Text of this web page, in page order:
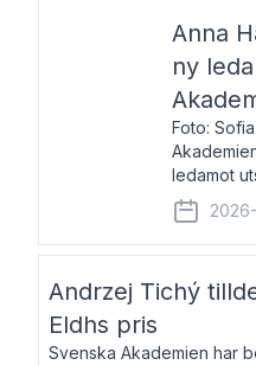
Anna
ny
Foto:
ledamot
stol 18
Andrzej Tichý
Eldhs pris
Svenska Akademien har